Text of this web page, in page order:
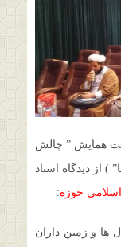
همایش ” چالش
از دیدگاه استاد
حوزه:
ها و زمین داران